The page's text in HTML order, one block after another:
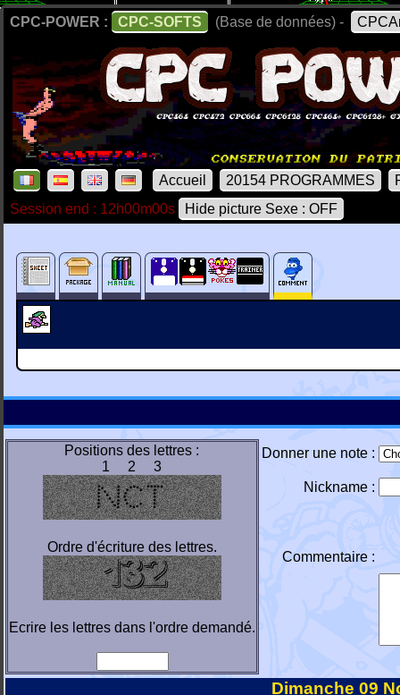
CPC-POWER : CPC-SOFTS (Base de données) -
Accueil 20154 PROGRAMMES
Session end : 12h00m00s
Hide picture Sexe : OFF
Positions des lettres :
1 2 3
Ordre d'écriture des lettres.
Ecrire les lettres dans l'ordre demandé.
Donner une note :
Nickname :
Commentaire :
Dimanche 09